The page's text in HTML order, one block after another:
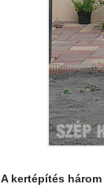
A kertépítés